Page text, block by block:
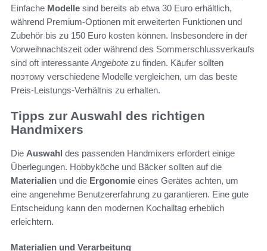
Einfache Modelle sind bereits ab etwa 30 Euro erhältlich,
während Premium-Optionen mit erweiterten Funktionen und
Zubehör bis zu 150 Euro kosten können. Insbesondere in der
Vorweihnachtszeit oder während des Sommerschlussverkaufs
sind oft interessante Angebote zu finden. Käufer sollten
поэтому verschiedene Modelle vergleichen, um das beste
Preis-Leistungs-Verhältnis zu erhalten.
Tipps zur Auswahl des richtigen
Handmixers
Die Auswahl des passenden Handmixers erfordert einige
Überlegungen. Hobbyköche und Bäcker sollten auf die
Materialien und die Ergonomie eines Gerätes achten, um
eine angenehme Benutzererfahrung zu garantieren. Eine gute
Entscheidung kann den modernen Kochalltag erheblich
erleichtern.
Materialien und Verarbeitung